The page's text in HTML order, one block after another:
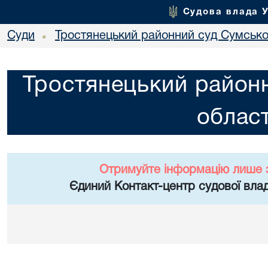
Судова влада
Суди • Тростянецький районний суд
Тростянецький
Отримуйте інформацію лише
Єдиний Контакт-центр судової